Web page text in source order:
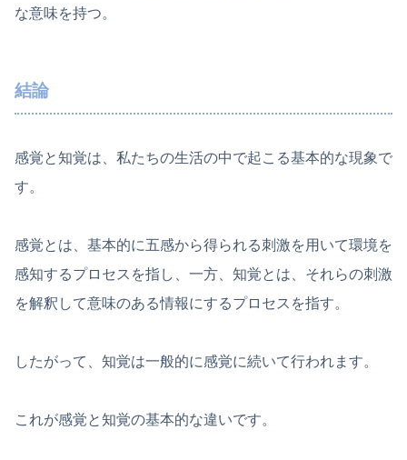
な意味を持つ。
結論
感覚と知覚は、私たちの生活の中で起こる基本的な現象で
す。
感覚とは、基本的に五感から得られる刺激を用いて環境を
感知するプロセスを指し、一方、知覚とは、それらの刺激
を解釈して意味のある情報にするプロセスを指す。
したがって、知覚は一般的に感覚に続いて行われます。
これが感覚と知覚の基本的な違いです。